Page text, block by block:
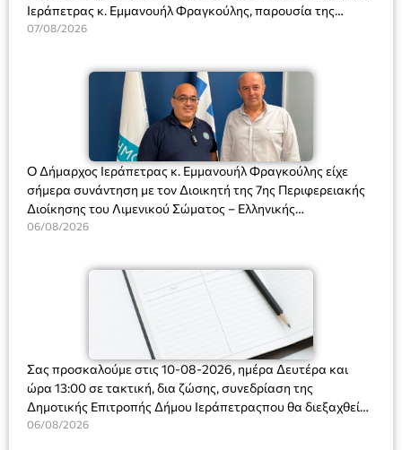
Ιεράπετρας κ. Εμμανουήλ Φραγκούλης, παρουσία της
Διευθύντριας του σχολείου κας Μαριάννας Χαΐτα.
07/08/2026
Ο Δήμαρχος Ιεράπετρας κ. Εμμανουήλ Φραγκούλης είχε
σήμερα συνάντηση με τον Διοικητή της 7ης Περιφερειακής
Διοίκησης του Λιμενικού Σώματος – Ελληνικής
Ακτοφυλακής (Λ.Σ.-ΕΛ.ΑΚΤ.), Αρχιπλοίαρχο Λ.Σ. κ. Ιωάννη
06/08/2026
Σας προσκαλούμε στις 10-08-2026, ημέρα Δευτέρα και
ώρα 13:00 σε τακτική, δια ζώσης, συνεδρίαση της
Δημοτικής Επιτροπής Δήμου Ιεράπετραςπου θα διεξαχθεί
στο Δημοτικό Κατάστημα, Δημοκρατίας 31 στην αίθουσα
06/08/2026